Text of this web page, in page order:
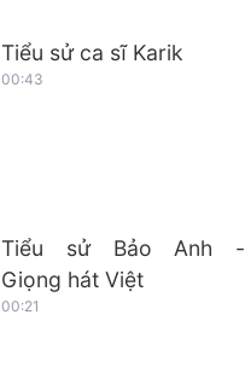
Tiểu sử ca sĩ Karik
00:43
Tiểu sử Bảo Anh -
Giọng hát Việt
00:21